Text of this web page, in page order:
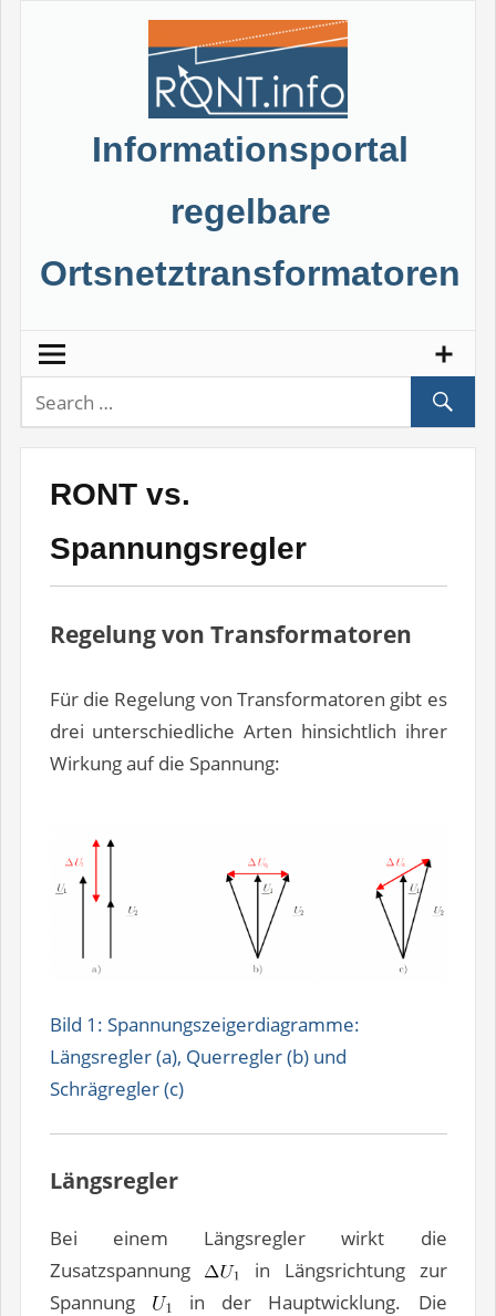
Informationsportal
regelbare
Ortsnetztransformatoren
RONT vs.
Spannungsregler
Regelung von Transformatoren
Für die Regelung von Transformatoren gibt es
drei unterschiedliche Arten hinsichtlich ihrer
Wirkung auf die Spannung:
Bild 1: Spannungszeigerdiagramme:
Längsregler (a), Querregler (b) und
Schrägregler (c)
Längsregler
Bei einem Längsregler wirkt die
Zusatzspannung
in Längsrichtung zur
Spannung
in der Hauptwicklung. Die